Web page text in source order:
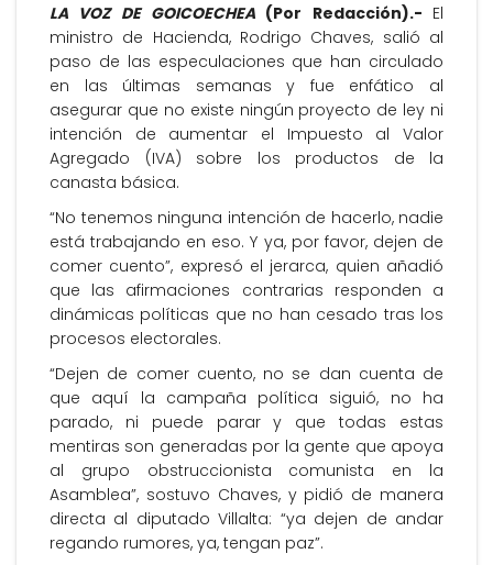
LA VOZ DE GOICOECHEA (Por Redacción).- El
ministro de Hacienda, Rodrigo Chaves, salió al
paso de las especulaciones que han circulado
en las últimas semanas y fue enfático al
asegurar que no existe ningún proyecto de ley ni
intención de aumentar el Impuesto al Valor
Agregado (IVA) sobre los productos de la
canasta básica.
“No tenemos ninguna intención de hacerlo, nadie
está trabajando en eso. Y ya, por favor, dejen de
comer cuento”, expresó el jerarca, quien añadió
que las afirmaciones contrarias responden a
dinámicas políticas que no han cesado tras los
procesos electorales.
“Dejen de comer cuento, no se dan cuenta de
que aquí la campaña política siguió, no ha
parado, ni puede parar y que todas estas
mentiras son generadas por la gente que apoya
al grupo obstruccionista comunista en la
Asamblea”, sostuvo Chaves, y pidió de manera
directa al diputado Villalta: “ya dejen de andar
regando rumores, ya, tengan paz”.